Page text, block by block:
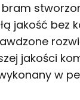
jakość bez
jakości
w